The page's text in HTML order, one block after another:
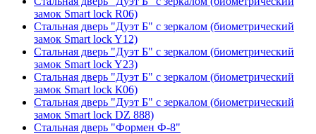
замок Smart lock R06)
Стальная дверь "Дуэт Б" с зеркалом (биометрический
замок Smart lock Y12)
Стальная дверь "Дуэт Б" с зеркалом (биометрический
замок Smart lock Y23)
Стальная дверь "Дуэт Б" с зеркалом (биометрический
замок Smart lock К06)
Стальная дверь "Дуэт Б" с зеркалом (биометрический
замок Smart lock DZ 888)
Стальная дверь "Формен Ф-8"